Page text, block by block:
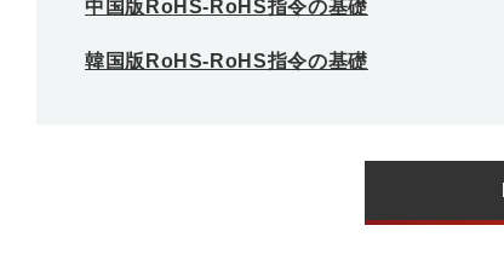
中国版RoHS-RoHS指令の基礎
韓国版RoHS-RoHS指令の基礎